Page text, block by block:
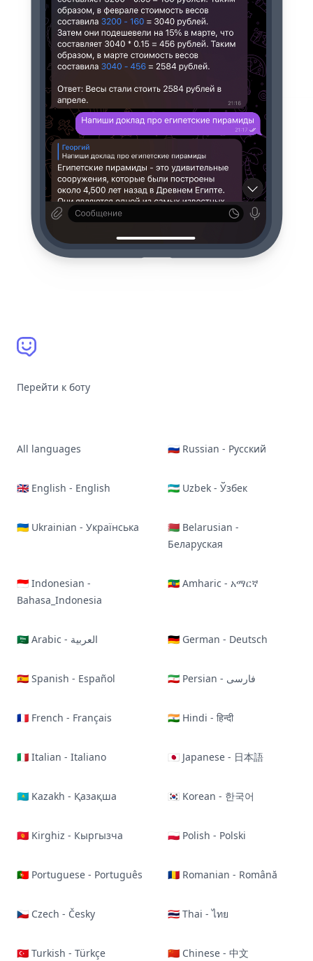
Перейти к боту
All languages 🇷🇺 Russian - Русский
🇬🇧 English - English 🇺🇿 Uzbek - Ўзбек
🇺🇦 Ukrainian - Українська
🇧🇾 Belarusian -
Беларуская
🇮🇩 Indonesian -
Bahasa_Indonesia
🇪🇹 Amharic - አማርኛ
🇸🇦 Arabic - العربية 🇩🇪 German - Deutsch
🇪🇸 Spanish - Español 🇮🇷 Persian - فارسی
🇫🇷 French - Français 🇮🇳 Hindi - हिन्दी
🇮🇹 Italian - Italiano 🇯🇵 Japanese - 日本語
🇰🇿 Kazakh - Қазақша 🇰🇷 Korean - 한국어
🇰🇬 Kirghiz - Кыргызча 🇵🇱 Polish - Polski
🇵🇹 Portuguese - Português 🇷🇴 Romanian - Română
🇨🇿 Czech - Česky 🇹🇭 Thai - ไทย
🇹🇷 Turkish - Türkçe 🇨🇳 Chinese - 中文